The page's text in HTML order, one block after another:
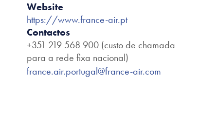
Website
https://www.france-air.pt
Contactos
+351 219 568 900 (custo de chamada
para a rede fixa nacional)
france.air.portugal@france-air.com